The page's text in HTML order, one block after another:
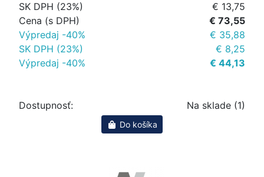
SK DPH (23%)
€ 13,75
Cena (s DPH)
€ 73,55
Výpredaj -40%
€ 35,88
SK DPH (23%)
€ 8,25
Výpredaj -40%
€ 44,13
Dostupnosť: Na sklade (1)
Do košíka